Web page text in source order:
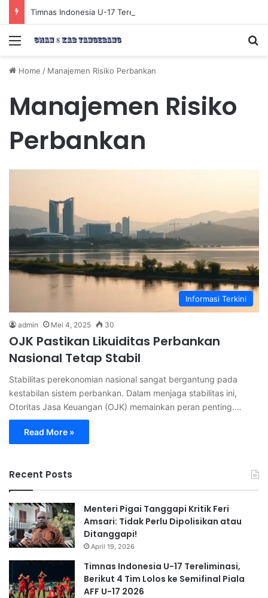
Menu
Home / Manajemen Risiko Perbankan
Manajemen Risiko
Perbankan
Informasi Terkini
admin Mei 4, 2025 30
OJK Pastikan Likuiditas Perbankan
Nasional Tetap Stabil
Stabilitas perekonomian nasional sangat bergantung pada
kestabilan sistem perbankan. Dalam menjaga stabilitas ini,
Otoritas Jasa Keuangan (OJK) memainkan peran penting.…
Read More »
Recent Posts
Menteri Pigai Tanggapi Kritik Feri
Amsari: Tidak Perlu Dipolisikan atau
Ditanggapi!
April 19, 2026
Timnas Indonesia U-17 Tereliminasi,
Berikut 4 Tim Lolos ke Semifinal Piala
AFF U-17 2026